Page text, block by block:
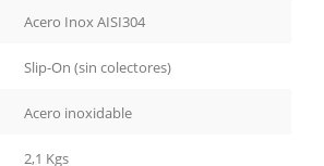
Acero Inox AISI304
Slip-On (sin colectores)
Acero inoxidable
2,1 Kgs